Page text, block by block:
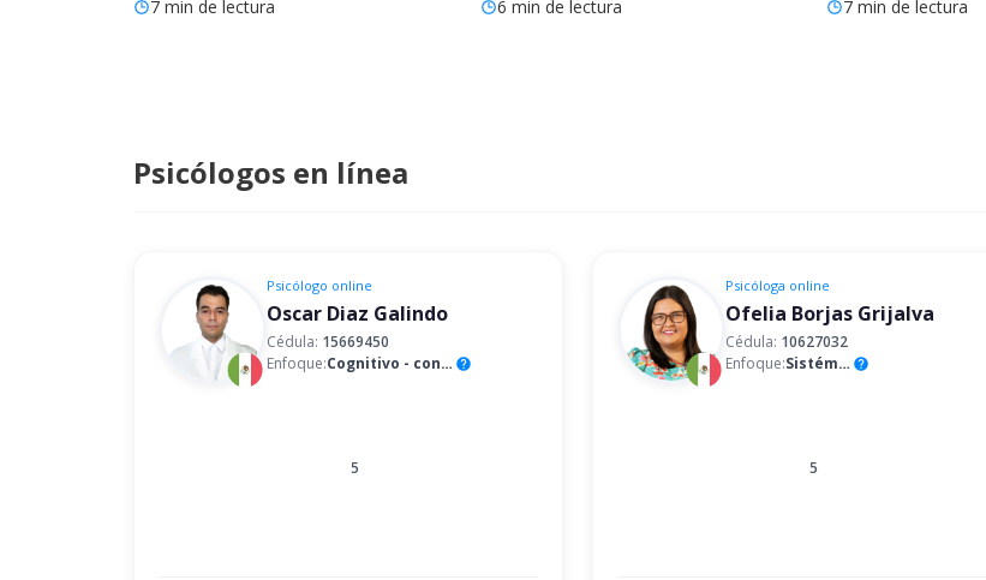
7 min de lectura
6 min de lectura
7 min de lectura
Psicólogos en línea
Psicólogo online
Oscar Diaz Galindo
Cédula: 15669450
Enfoque:
Cognitivo - conductual help
5
Psicóloga online
Ofelia Borjas Grijalva
Cédula: 10627032
Enfoque:
Sistémico help
5